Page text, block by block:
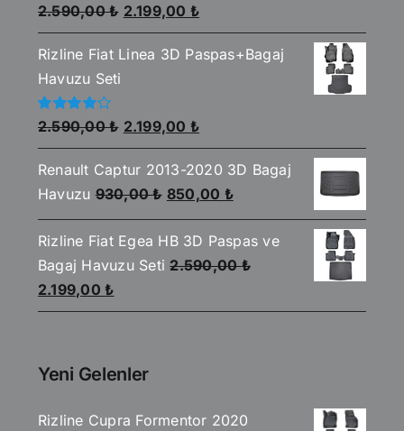
5
üzerinden
5.00oy aldı
2.590,00₺ Orijinal
fiyat:
2.590,00 ₺.
2.199,00 ₺Şu
andaki
fiyat:
Rizline Fiat Linea 3D Paspas+Bagaj
Havuzu Seti
5
üzerinden
4.00oy
aldı
2.590,00₺ Orijinal
fiyat:
2.590,00 ₺.
2.199,00 ₺Şu
andaki
fiyat:
2.199,00 ₺.
Renault Captur 2013-2020 3D Bagaj
Havuzu 930,00₺ Orijinal
fiyat:
930,00 ₺.
850,00 ₺Şu
andaki
fiyat:
850,00 ₺.
Rizline Fiat Egea HB 3D Paspas ve
Bagaj Havuzu Seti 2.590,00₺
Orijinal
fiyat:
2.199,00 ₺Şu
andaki
Yeni Gelenler
Rizline Cupra Formentor 2020